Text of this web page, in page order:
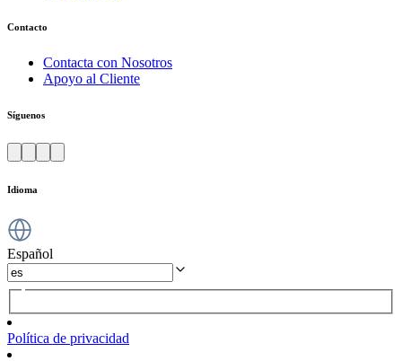
Contacto
Contacta con Nosotros
Apoyo al Cliente
Síguenos
Idioma
Español
Política de privacidad